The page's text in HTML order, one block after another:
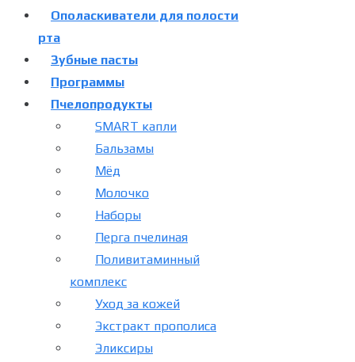
Ополаскиватели для полости
рта
Зубные пасты
Программы
Пчелопродукты
SMART капли
Бальзамы
Мёд
Молочко
Наборы
Перга пчелиная
Поливитаминный
комплекс
Уход за кожей
Экстракт прополиса
Эликсиры